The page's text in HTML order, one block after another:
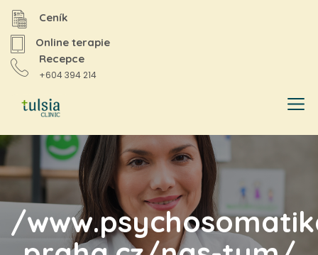
Ceník
Online terapie
Recepce
+604 394 214
/